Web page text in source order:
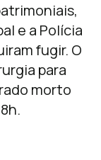
e a Polícia
fugir. O
para
morto